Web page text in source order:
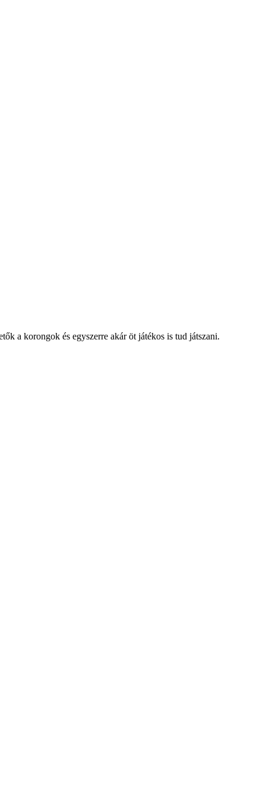
a korongok és egyszerre akár öt játékos is tud játszani.